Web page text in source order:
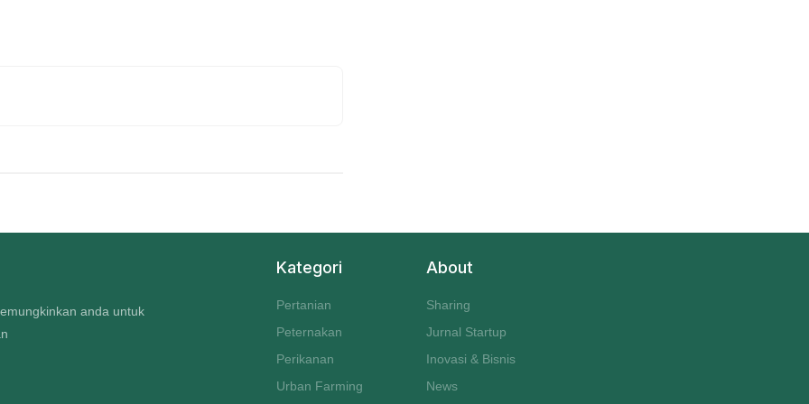
anda untuk
Kategori
Pertanian
Peternakan
Perikanan
Urban Farming
About
Sharing
Jurnal Startup
Inovasi & Bisnis
News